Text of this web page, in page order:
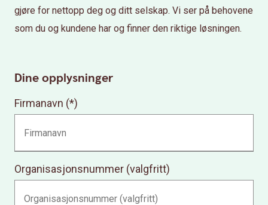
gjøre for nettopp deg og ditt selskap. Vi ser på behovene
som du og kundene har og finner den riktige løsningen.
Dine opplysninger
Firmanavn
Organisasjonsnummer (valgfritt)